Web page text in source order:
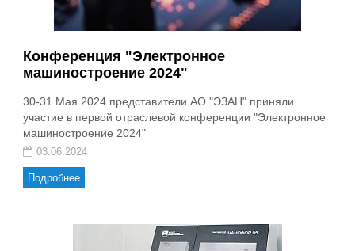
Конференция "Электронное
машиностроение 2024"
30-31 Мая 2024 представители АО "ЭЗАН" приняли
участие в первой отраслевой конференции "Электронное
машиностроение 2024"
03.06.2024
Подробнее